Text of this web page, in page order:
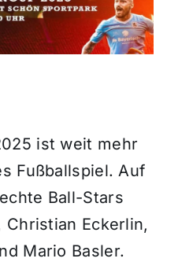
ist weit mehr
Fußballspiel. Auf
Ball-Stars
Christian Eckerlin,
Mario Basler.